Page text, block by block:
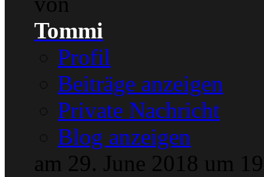
Tommi
Profil
Beiträge anzeigen
Private Nachricht
Blog anzeigen
am 29. June 2018 um